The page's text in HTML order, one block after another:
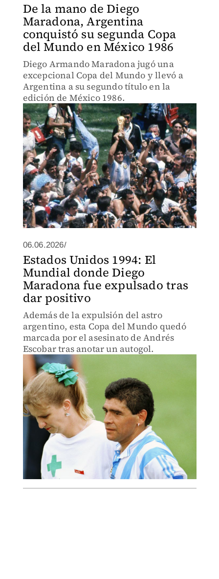
De la mano de Diego
Maradona, Argentina
conquistó su segunda Copa
del Mundo en México 1986
Diego Armando Maradona jugó una
excepcional Copa del Mundo y llevó a
Argentina a su segundo título en la
edición de México 1986.
06.06.2026/
Estados Unidos 1994: El
Mundial donde Diego
Maradona fue expulsado tras
dar positivo
Además de la expulsión del astro
argentino, esta Copa del Mundo quedó
marcada por el asesinato de Andrés
Escobar tras anotar un autogol.